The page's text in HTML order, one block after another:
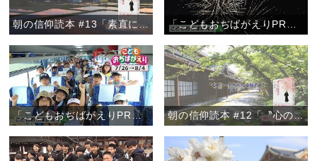
朝の信仰読本 #13「素直に謝ることができますか？」 「こどもおぢばがえりPRムービー2019【Ver.2】」
「こどもおぢばがえりPRムービー2019【Ver.1】」 朝の信仰読本 #12「〝心のシートベルト〟を締めよう」